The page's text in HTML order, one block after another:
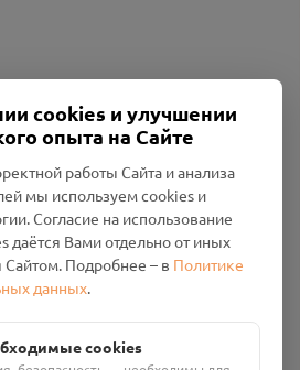
ответственностью «Смоленский
cookies и улучшении
опыта на Сайте
работы Сайта и анализа
мы используем cookies и
Согласие на использование
даётся Вами отдельно от иных
Сайтом. Подробнее – в Политике
данных.
cookies